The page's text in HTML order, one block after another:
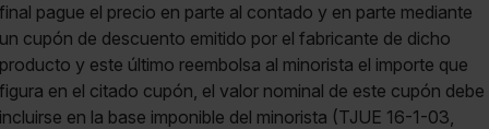
final pague el precio en parte al contado y en parte mediante
un cupón de descuento emitido por el fabricante de dicho
producto y este último reembolsa al minorista el importe que
figura en el citado cupón, el valor nominal de este cupón debe
incluirse en la base imponible del minorista (TJUE 16-1-03,